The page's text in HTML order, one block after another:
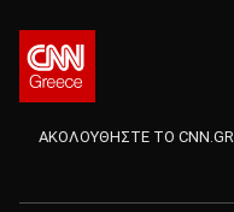
ΑΚΟΛΟΥΘΗΣΤΕ ΤΟ CNN.GR